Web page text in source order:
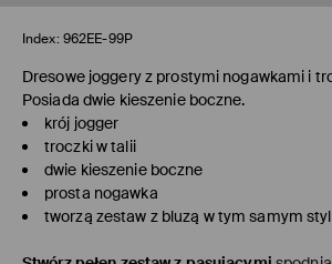
Index: 962EE-99P
Dresowe joggery z prostymi nogawkami i
Posiada dwie kieszenie boczne.
krój jogger
troczki w talii
dwie kieszenie boczne
prosta nogawka
tworzą zestaw z bluzą w tym samym